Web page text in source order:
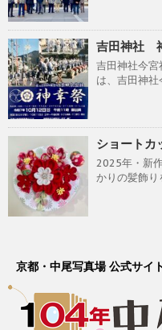
吉田神社
吉田神社今
は、吉田神社
ショートカ
2025年・新
かりの髪飾り
京都・中尾写真場 公式サイ